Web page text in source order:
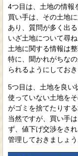
4つ目は、土地の情報
買い手は、その土地
あり、質問が多く出
いざ土地について尋
土地に関する情報は
特に、聞かれがちな
られるようにしておき
5つ目は、土地を良い
使っていない土地を
がゴミを捨てたりする
当然ですが、買い手
ず、値下げ交渉をさ
管理しておきましょう